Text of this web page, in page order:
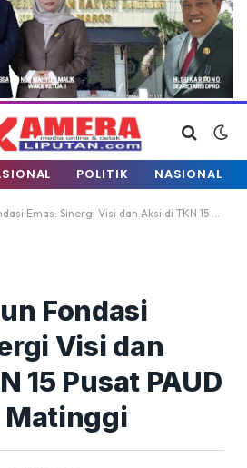
POLITIK NASIONAL
Sinergi Visi dan Aksi di TKN 15 Pusat PAUD Gattareng Matinggi
Fondasi
Visi dan
15 Pusat PAUD
Matinggi